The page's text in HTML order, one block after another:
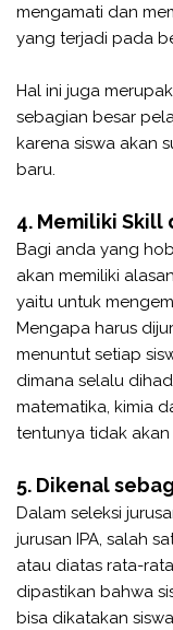
mengamati dan
yang terjadi pada
Hal ini juga
sebagian besar
karena siswa akan
baru.
4. Memiliki Skill
Bagi anda yang
akan memiliki
yaitu untuk
Mengapa harus
menuntut setiap
dimana selalu
matematika, kimia
tentunya tidak
5. Dikenal
Dalam seleksi
jurusan IPA, salah
atau diatas rata-
dipastikan bahwa
bisa dikatakan